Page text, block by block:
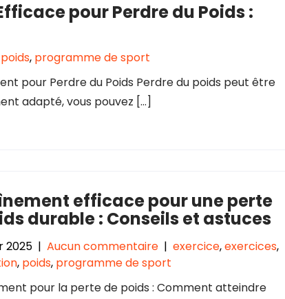
pour Perdre du Poids :
poids, programme de sport
pour Perdre du Poids Perdre du poids peut être
adapté, vous pouvez […]
efficace pour une perte
durable : Conseils et astuces
2025 | Aucun commentaire | exercice,exercices,
, poids, programme de sport
pour la perte de poids : Comment atteindre